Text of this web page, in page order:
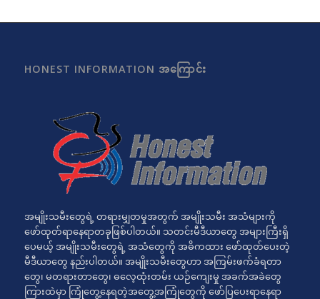
HONEST INFORMATION အကြောင်း
အမျိုးသမီးတွေရဲ့ တရားမျှတမှုအတွက် အမျိုးသမီး အသံများကို
ဖော်ထုတ်ရာနေရာတခုဖြစ်ပါတယ်။ သတင်းမီဒီယာတွေ အများကြီးရှိ
ပေမယ့် အမျိုးသမီးတွေရဲ့ အသံတွေကို အဓိကထား ဖော်ထုတ်ပေးတဲ့
မီဒီယာတွေ နည်းပါတယ်။ အမျိုးသမီးတွေဟာ အကြမ်းဖက်ခံရတာ
တွေ၊ မတရားတာတွေ၊ ဓလေ့ထုံးတမ်း ယဉ်ကျေးမှု အခက်အခဲတွေ
ကြားထဲမှာ ကြုံတွေ့နေရတဲ့အတွေ့အကြုံတွေကို ဖော်ပြပေးရာနေရာ